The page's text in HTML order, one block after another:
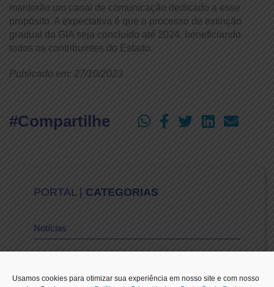
Usamos cookies para otimizar sua experiência em nosso site e com nosso
manterão um canal de comunicação dedicado a esse
propósito. A expectativa é que o processo de extinção
gradual da GIA seja concluído até 2024, beneficiando
todos os contribuintes do Estado.
Publicado em: 27/10/2023
#Compartilhe
PORTAL | CATEGORIAS
Notícias